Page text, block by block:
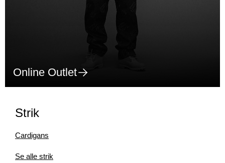
Online Outlet
Strik
Cardigans
Se alle strik